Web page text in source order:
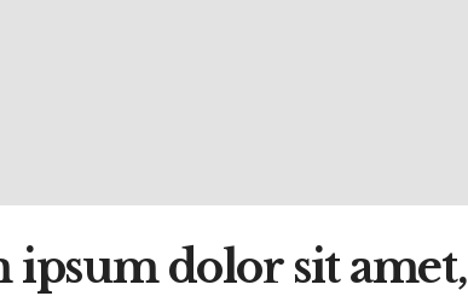
ipsum dolor sit